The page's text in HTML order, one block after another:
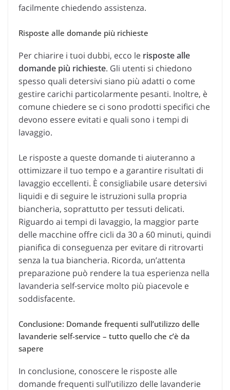
facilmente chiedendo assistenza.
Risposte alle domande più richieste
Per chiarire i tuoi dubbi, ecco le risposte alle
domande più richieste. Gli utenti si chiedono
spesso quali detersivi siano più adatti o come
gestire carichi particolarmente pesanti. Inoltre, è
comune chiedere se ci sono prodotti specifici che
devono essere evitati e quali sono i tempi di
lavaggio.
Le risposte a queste domande ti aiuteranno a
ottimizzare il tuo tempo e a garantire risultati di
lavaggio eccellenti. È consigliabile usare detersivi
liquidi e di seguire le istruzioni sulla propria
biancheria, soprattutto per tessuti delicati.
Riguardo ai tempi di lavaggio, la maggior parte
delle macchine offre cicli da 30 a 60 minuti, quindi
pianifica di conseguenza per evitare di ritrovarti
senza la tua biancheria. Ricorda, un’attenta
preparazione può rendere la tua esperienza nella
lavanderia self-service molto più piacevole e
soddisfacente.
Conclusione: Domande frequenti sull’utilizzo delle
lavanderie self-service – tutto quello che c’è da
sapere
In conclusione, conoscere le risposte alle
domande frequenti sull’utilizzo delle lavanderie